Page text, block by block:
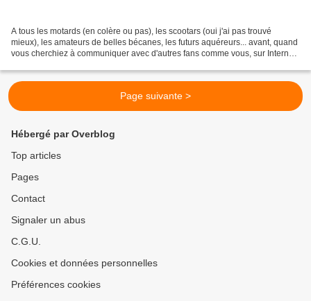
A tous les motards (en colère ou pas), les scootars (oui j'ai pas trouvé
mieux), les amateurs de belles bécanes, les futurs aquéreurs... avant, quand
vous cherchiez à communiquer avec d'autres fans comme vous, sur Internet,
Page suivante >
Hébergé par Overblog
Top articles
Pages
Contact
Signaler un abus
C.G.U.
Cookies et données personnelles
Préférences cookies